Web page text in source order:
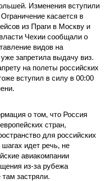
Изменения вступили
касается в
из Праги в Москву и
Чехии сообщали о
видов на
запретила выдачу виз.
на полеты российских
вступил в силу в 00:00
о том, что Россия
стран,
для российских
идет речь, не
авиакомпании
из-за рубежа
там застряли.